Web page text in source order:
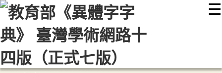
☰
::: 最新消息 常見問題 編輯說明
顯示模式